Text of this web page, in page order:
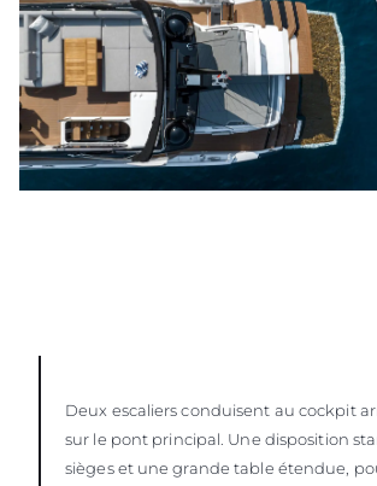
Deux escaliers conduisent au cockpit
sur le pont principal. Une disposition
sièges et une grande table étendue,